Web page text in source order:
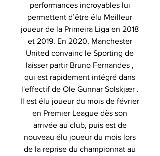
performances incroyables lui
permettent d’être élu Meilleur
joueur de la Primeira Liga en 2018
et 2019. En 2020, Manchester
United convainc le Sporting de
laisser partir Bruno Fernandes ,
qui est rapidement intégré dans
l'effectif de Ole Gunnar Solskjær .
Il est élu joueur du mois de février
en Premier League dès son
arrivée au club, puis est de
nouveau élu joueur du mois lors
de la reprise du championnat au